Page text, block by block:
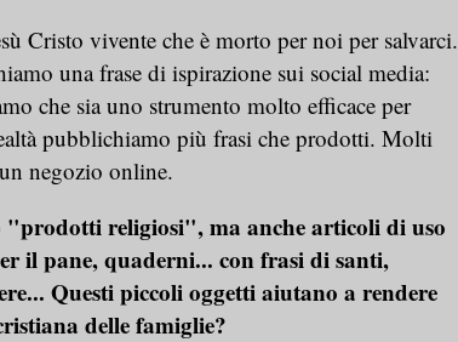
Cristo vivente che è morto per noi per salvarci.
una frase di ispirazione sui social media:
che sia uno strumento molto efficace per
pubblichiamo più frasi che prodotti. Molti
negozio online.
"prodotti religiosi", ma anche articoli di uso
il pane, quaderni... con frasi di santi,
Questi piccoli oggetti aiutano a rendere
delle famiglie?